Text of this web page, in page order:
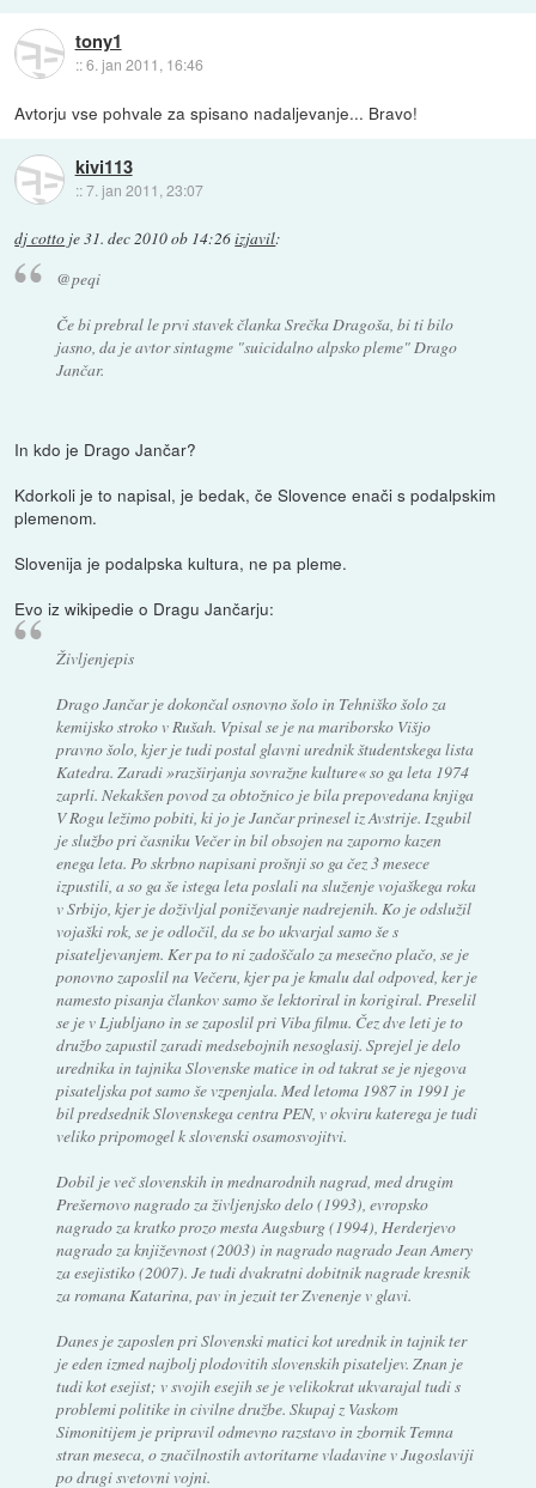
tony1
::6. jan 2011, 16:46
Avtorju vse pohvale za spisano nadaljevanje... Bravo!
kivi113
::7. jan 2011, 23:07
dj cotto je31. dec 2010 ob 14:26izjavil:
@peqi
Če bi prebral le prvi stavek članka Srečka Dragoša, bi ti bilo
jasno, da je avtor sintagme "suicidalno alpsko pleme" Drago
Jančar.
In kdo je Drago Jančar?
Kdorkoli je to napisal, je bedak, če Slovence enači s podalpskim
plemenom.
Slovenija je podalpska kultura, ne pa pleme.
Evo iz wikipedie o Dragu Jančarju:
Življenjepis
Drago Jančar je dokončal osnovno šolo in Tehniško šolo za
kemijsko stroko v Rušah. Vpisal se je na mariborsko Višjo
pravno šolo, kjer je tudi postal glavni urednik študentskega lista
Katedra. Zaradi »razširjanja sovražne kulture« so ga leta 1974
zaprli. Nekakšen povod za obtožnico je bila prepovedana knjiga
V Rogu ležimo pobiti, ki jo je Jančar prinesel iz Avstrije. Izgubil
je službo pri časniku Večer in bil obsojen na zaporno kazen
enega leta. Po skrbno napisani prošnji so ga čez 3 mesece
izpustili, a so ga še istega leta poslali na služenje vojaškega roka
v Srbijo, kjer je doživljal poniževanje nadrejenih. Ko je odslužil
vojaški rok, se je odločil, da se bo ukvarjal samo še s
pisateljevanjem. Ker pa to ni zadoščalo za mesečno plačo, se je
ponovno zaposlil na Večeru, kjer pa je kmalu dal odpoved, ker je
namesto pisanja člankov samo še lektoriral in korigiral. Preselil
se je v Ljubljano in se zaposlil pri Viba filmu. Čez dve leti je to
družbo zapustil zaradi medsebojnih nesoglasij. Sprejel je delo
urednika in tajnika Slovenske matice in od takrat se je njegova
pisateljska pot samo še vzpenjala. Med letoma 1987 in 1991 je
bil predsednik Slovenskega centra PEN, v okviru katerega je tudi
veliko pripomogel k slovenski osamosvojitvi.
Dobil je več slovenskih in mednarodnih nagrad, med drugim
Prešernovo nagrado za življenjsko delo (1993), evropsko
nagrado za kratko prozo mesta Augsburg (1994), Herderjevo
nagrado za književnost (2003) in nagrado nagrado Jean Amery
za esejistiko (2007). Je tudi dvakratni dobitnik nagrade kresnik
za romana Katarina, pav in jezuit ter Zvenenje v glavi.
Danes je zaposlen pri Slovenski matici kot urednik in tajnik ter
je eden izmed najbolj plodovitih slovenskih pisateljev. Znan je
tudi kot esejist; v svojih esejih se je velikokrat ukvarajal tudi s
problemi politike in civilne družbe. Skupaj z Vaskom
Simonitijem je pripravil odmevno razstavo in zbornik Temna
stran meseca, o značilnostih avtoritarne vladavine v Jugoslaviji
po drugi svetovni vojni.